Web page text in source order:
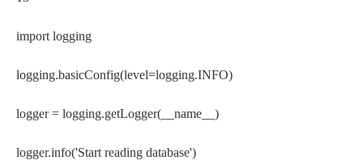
import logging
logging.basicConfig(level=logging.INFO)
logger = logging.getLogger(__name__)
logger.info('Start reading database')